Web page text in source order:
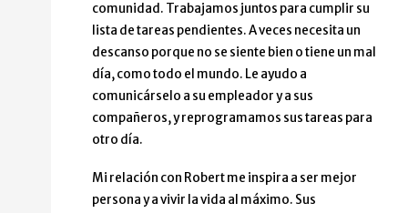
comunidad. Trabajamos juntos para cumplir su
lista de tareas pendientes. A veces necesita un
descanso porque no se siente bien o tiene un mal
día, como todo el mundo. Le ayudo a
comunicárselo a su empleador y a sus
compañeros, y reprogramamos sus tareas para
otro día.
Mi relación con Robert me inspira a ser mejor
persona y a vivir la vida al máximo. Sus